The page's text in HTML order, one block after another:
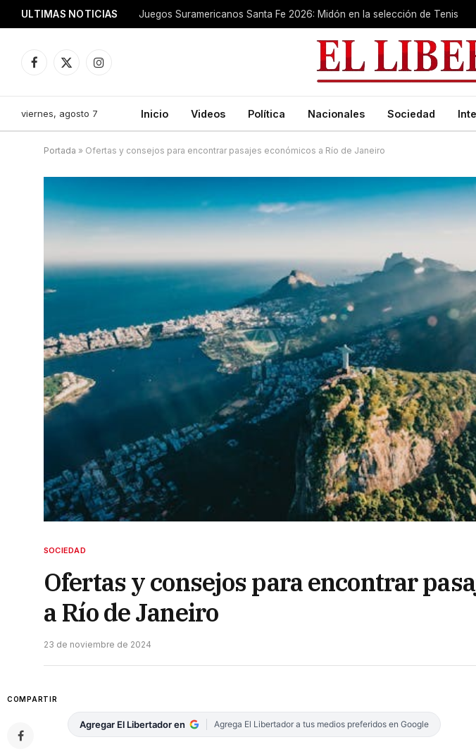
ULTIMAS NOTICIAS Juegos Suramericanos Santa Fe 2026: Midón en la selección de Tenis
Facebook
X
Instagram
viernes, agosto 7 Inicio Videos Política Nacionales Sociedad
Portada » Ofertas y consejos para encontrar pasajes económicos a Río de Janeiro
SOCIEDAD
Ofertas y consejos para encontrar
a Río de Janeiro
23 de noviembre de 2024
COMPARTIR
Agregar El Libertador en Agrega El Libertador a tus medios preferidos en Google